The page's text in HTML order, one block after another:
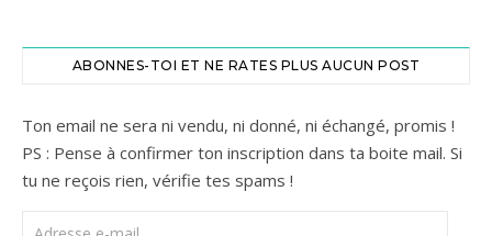
ABONNES-TOI ET NE RATES PLUS AUCUN POST
Ton email ne sera ni vendu, ni donné, ni échangé, promis !
PS : Pense à confirmer ton inscription dans ta boite mail. Si
tu ne reçois rien, vérifie tes spams !
Adresse e-mail